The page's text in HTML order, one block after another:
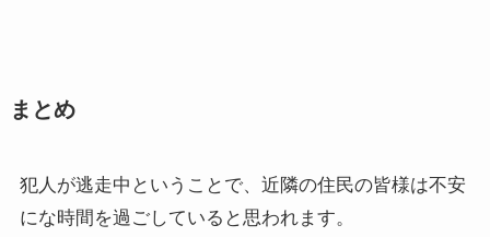
まとめ
犯人が逃走中ということで、近隣の住民の皆様は不安
にな時間を過ごしていると思われます。